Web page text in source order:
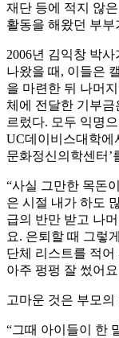
재단 등에 적지 않
활동을 해왔던 부
2006년 김익창 박
나왔을 때, 이들은
을 마련한 뒤 나머
체에 전달한 기부금
르렀다. 모두 익명
UC데이비스대학에
문화정신의학센터’
“사실 그만한 목돈
은 시절 내가 하도
급의 반만 받고 나
요. 은퇴할 때 그렇
단체 리스트를 적
아주 펑펑 잘 썼어
고마운 것은 부모
“그때 아이들이 한